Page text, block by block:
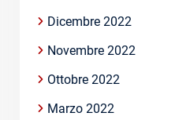
Dicembre 2022
Novembre 2022
Ottobre 2022
Marzo 2022